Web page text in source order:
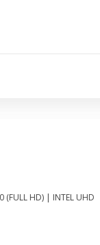
HD) | INTEL UHD